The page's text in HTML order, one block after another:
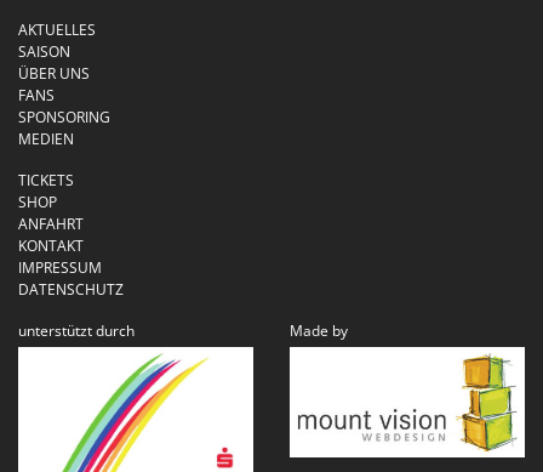
AKTUELLES
SAISON
ÜBER UNS
FANS
SPONSORING
MEDIEN
TICKETS
SHOP
ANFAHRT
KONTAKT
IMPRESSUM
DATENSCHUTZ
unterstützt durch
Made by